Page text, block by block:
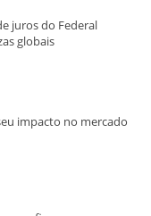
juros do Federal
globais
impacto no mercado